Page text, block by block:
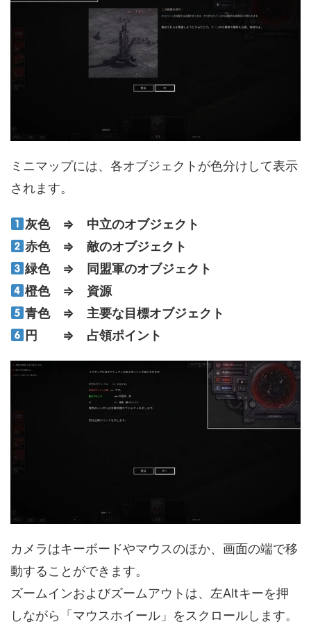
ミニマップには、各オブジェクトが色分けして表示
されます。
灰色 ⇒ 中立のオブジェクト
赤色 ⇒ 敵のオブジェクト
緑色 ⇒ 同盟軍のオブジェクト
橙色 ⇒ 資源
青色 ⇒ 主要な目標オブジェクト
円 ⇒ 占領ポイント
カメラはキーボードやマウスのほか、画面の端で移
動することができます。
ズームインおよびズームアウトは、左Altキーを押
しながら「マウスホイール」をスクロールします。